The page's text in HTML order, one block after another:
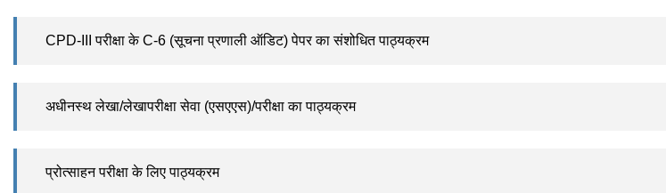
CPD-III परीक्षा के C-6 (सूचना प्रणाली ऑडिट) पेपर का संशोधित पाठ्यक्रम
अधीनस्थ लेखा/लेखापरीक्षा सेवा (एसएएस)/परीक्षा का पाठ्यक्रम
प्रोत्साहन परीक्षा के लिए पाठ्यक्रम